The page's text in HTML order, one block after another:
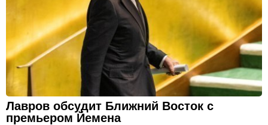
Лавров обсудит Ближний Восток с
премьером Йемена